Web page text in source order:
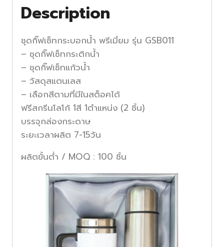
Description
ชุดกิ๊ฟเซ็ทกระบอกน้ำ พรีเมี่ยม รุ่น GSB011
– ชุดกิ๊ฟเซ็ทกระติกน้ำ
– ชุดกิ๊ฟเซ็ทแก้วน้ำ
– วัสดุสแตนเลส
– เลือกสีตามที่มีในสต็อคได้
ฟรีสกรีนโลโก้ 1สี 1ตำแหน่ง (2 ชิ้น)
บรรจุกล่องกระดาษ
ระยะเวลาผลิต 7-15วัน
ผลิตขั้นต่ำ / MOQ : 100 ชิ้น